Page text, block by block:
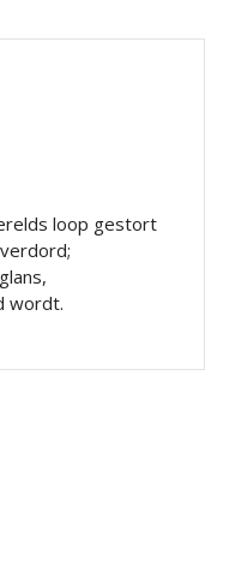
loop gestort
wordt.